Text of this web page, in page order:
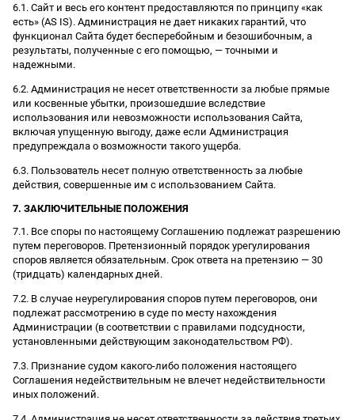
6.1. Сайт и весь его контент предоставляются по принципу «как
есть» (AS IS). Администрация не дает никаких гарантий, что
функционал Сайта будет бесперебойным и безошибочным, а
результаты, полученные с его помощью, — точными и
надежными.
6.2. Администрация не несет ответственности за любые прямые
или косвенные убытки, произошедшие вследствие
использования или невозможности использования Сайта,
включая упущенную выгоду, даже если Администрация
предупреждала о возможности такого ущерба.
6.3. Пользователь несет полную ответственность за любые
действия, совершенные им с использованием Сайта.
7. ЗАКЛЮЧИТЕЛЬНЫЕ ПОЛОЖЕНИЯ
7.1. Все споры по настоящему Соглашению подлежат разрешению
путем переговоров. Претензионный порядок урегулирования
споров является обязательным. Срок ответа на претензию — 30
(тридцать) календарных дней.
7.2. В случае неурегулирования споров путем переговоров, они
подлежат рассмотрению в суде по месту нахождения
Администрации (в соответствии с правилами подсудности,
установленными действующим законодательством РФ).
7.3. Признание судом какого-либо положения настоящего
Соглашения недействительным не влечет недействительности
иных положений.